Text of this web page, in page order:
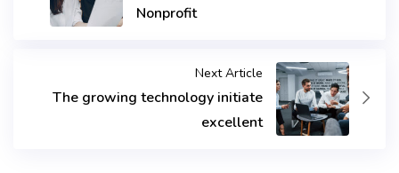
Nonprofit
Next Article
The growing technology initiate
excellent